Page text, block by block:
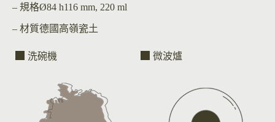
– 規格Ø84 h116 mm, 220 ml
– 材質德國高嶺瓷土
洗碗機 微波爐